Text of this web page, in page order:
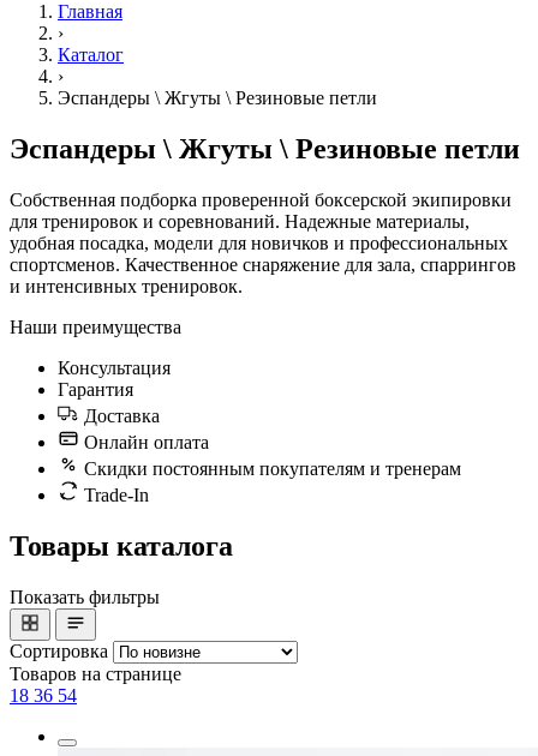
Главная
›
Каталог
›
Эспандеры \ Жгуты \ Резиновые петли
Эспандеры \ Жгуты \ Резиновые петли
Собственная подборка проверенной боксерской экипировки
для тренировок и соревнований. Надежные материалы,
удобная посадка, модели для новичков и профессиональных
спортсменов. Качественное снаряжение для зала, спаррингов
и интенсивных тренировок.
Наши преимущества
Консультация
Гарантия
Доставка
Онлайн оплата
Скидки постоянным покупателям и тренерам
Trade-In
Товары каталога
Показать фильтры
Сортировка
Товаров на странице
18 36 54